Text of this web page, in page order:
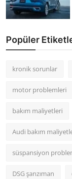
Popüler
kronik sorunlar
motor problemleri
bakım maliyetleri
Audi bakım
süspansiyon
DSG şanzıman